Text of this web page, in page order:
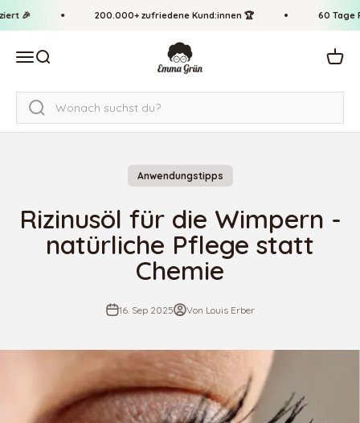
↵Zum Inhalt springen
↵Zum Menü springen
↵Fußzeile springen
↵Barrierefreiheits-Widget öffnen
Zum Inhalt springen
🎉 200.000+ zufriedene Kund:innen 🏆 60 Tage
Navigationsmenü öffnen
Suche öffnen
Emma Grün
Anwendungstipps
Rizinusöl für die Wimpern -
natürliche Pflege statt
Chemie
16. Sep 2025 Von Louis Erber